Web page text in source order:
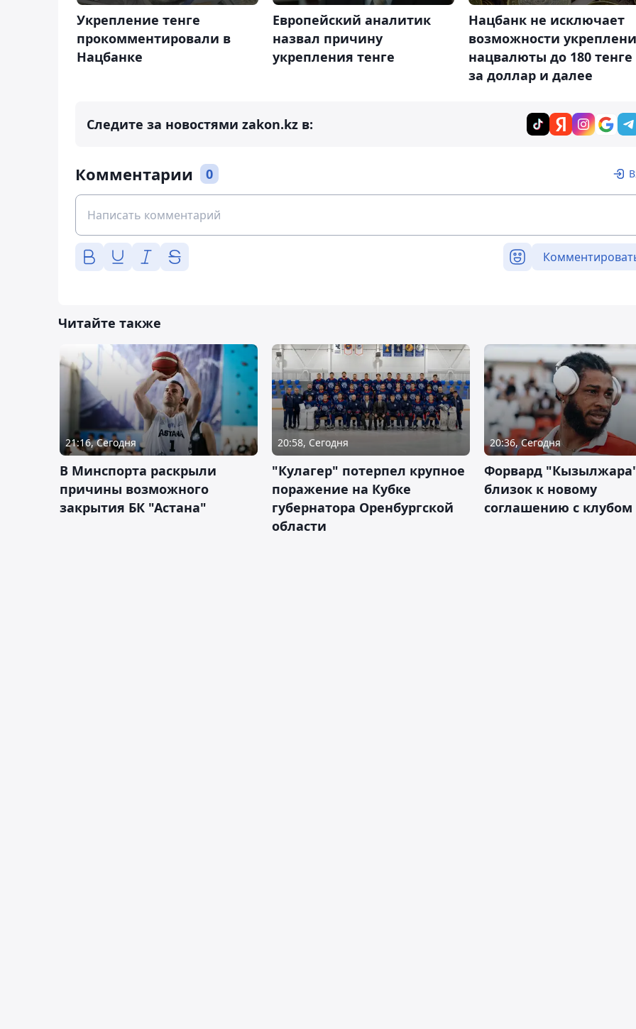
Укрепление тенге
прокомментировали в
Нацбанке
Европейский аналитик
назвал причину
укрепления тенге
Нацбанк не исключает
возможности
нацвалюты до 180 тенге
за доллар и далее
Следите за новостями zakon.kz в:
Комментарии 0
Читайте также
21:16, Сегодня
В Минспорта раскрыли
причины возможного
закрытия БК "Астана"
20:58, Сегодня
"Кулагер" потерпел крупное
поражение на Кубке
губернатора Оренбургской
области
20:36, Сегодня
Форвард
близок к новому
соглашению с клубом